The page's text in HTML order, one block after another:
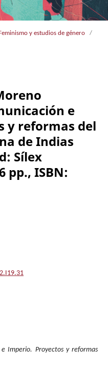
y estudios de género
/
e
y reformas del
de Indias
Sílex
pp., ISBN:
e Imperio. Proyectos y reformas